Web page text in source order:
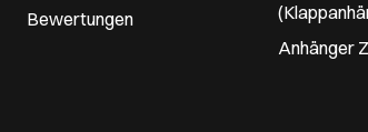
Bewertungen
Anhänger